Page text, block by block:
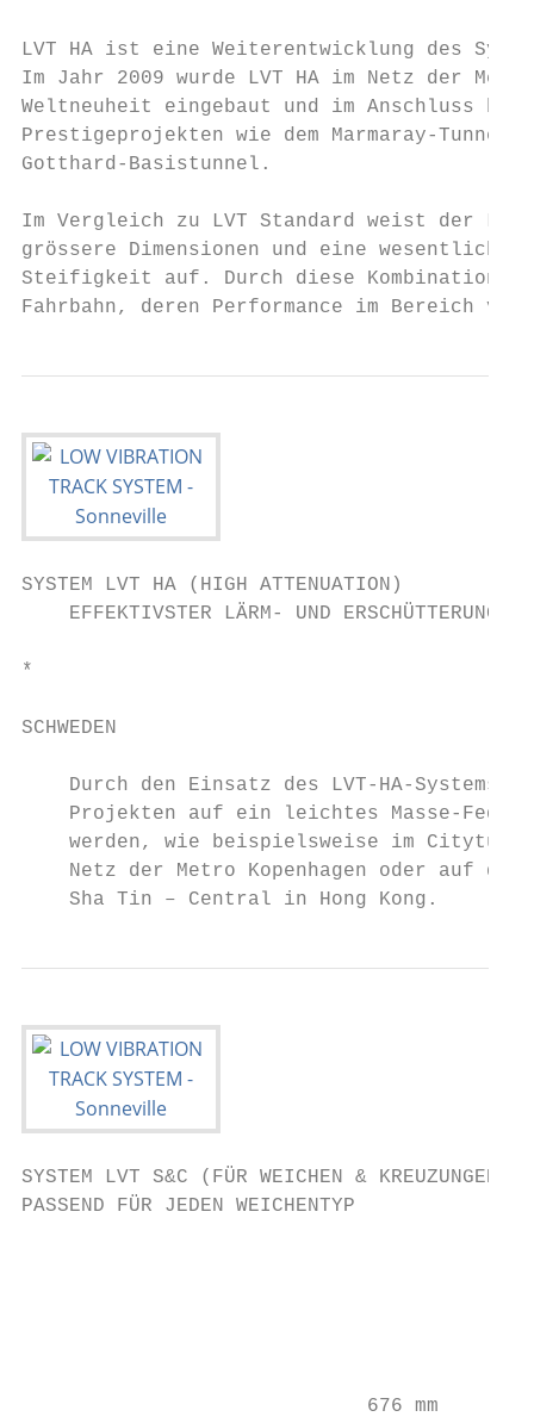
LVT HA ist eine Weiterentwicklung des
Im Jahr 2009 wurde LVT HA im Netz der
Weltneuheit eingebaut und im
Prestigeprojekten wie dem Marmaray-
Gotthard-Basistunnel.
Im Vergleich zu LVT Standard weist der
grössere Dimensionen und eine wesentlich
Steifigkeit auf. Durch diese Kombination
Fahrbahn, deren Performance im Bereich
SYSTEM LVT HA (HIGH ATTENUATION)
EFFEKTIVSTER LÄRM- UND
*
SCHWEDEN
Durch den Einsatz des LVT-HA-Systems
Projekten auf ein leichtes Masse-
werden, wie beispielsweise im
Netz der Metro Kopenhagen oder auf der
    Sha Tin – Central in Hong Kong.
SYSTEM LVT S&C (FÜR WEICHEN & KREUZUNGEN)
PASSEND FÜR JEDEN WEICHENTYP
                             676 mm